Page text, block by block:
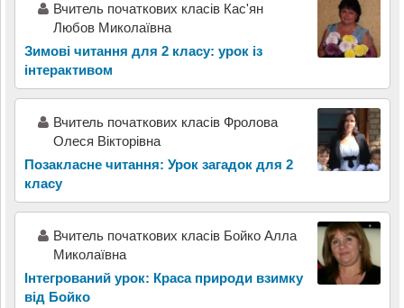
Вчитель початкових класів Кас'ян
Любов Миколаївна
Зимові читання для 2 класу: урок із
інтерактивом
Вчитель початкових класів Фролова
Олеся Вікторівна
Позакласне читання: Урок загадок для 2
класу
Вчитель початкових класів Бойко Алла
Миколаївна
Інтегрований урок: Краса природи взимку
від Бойко